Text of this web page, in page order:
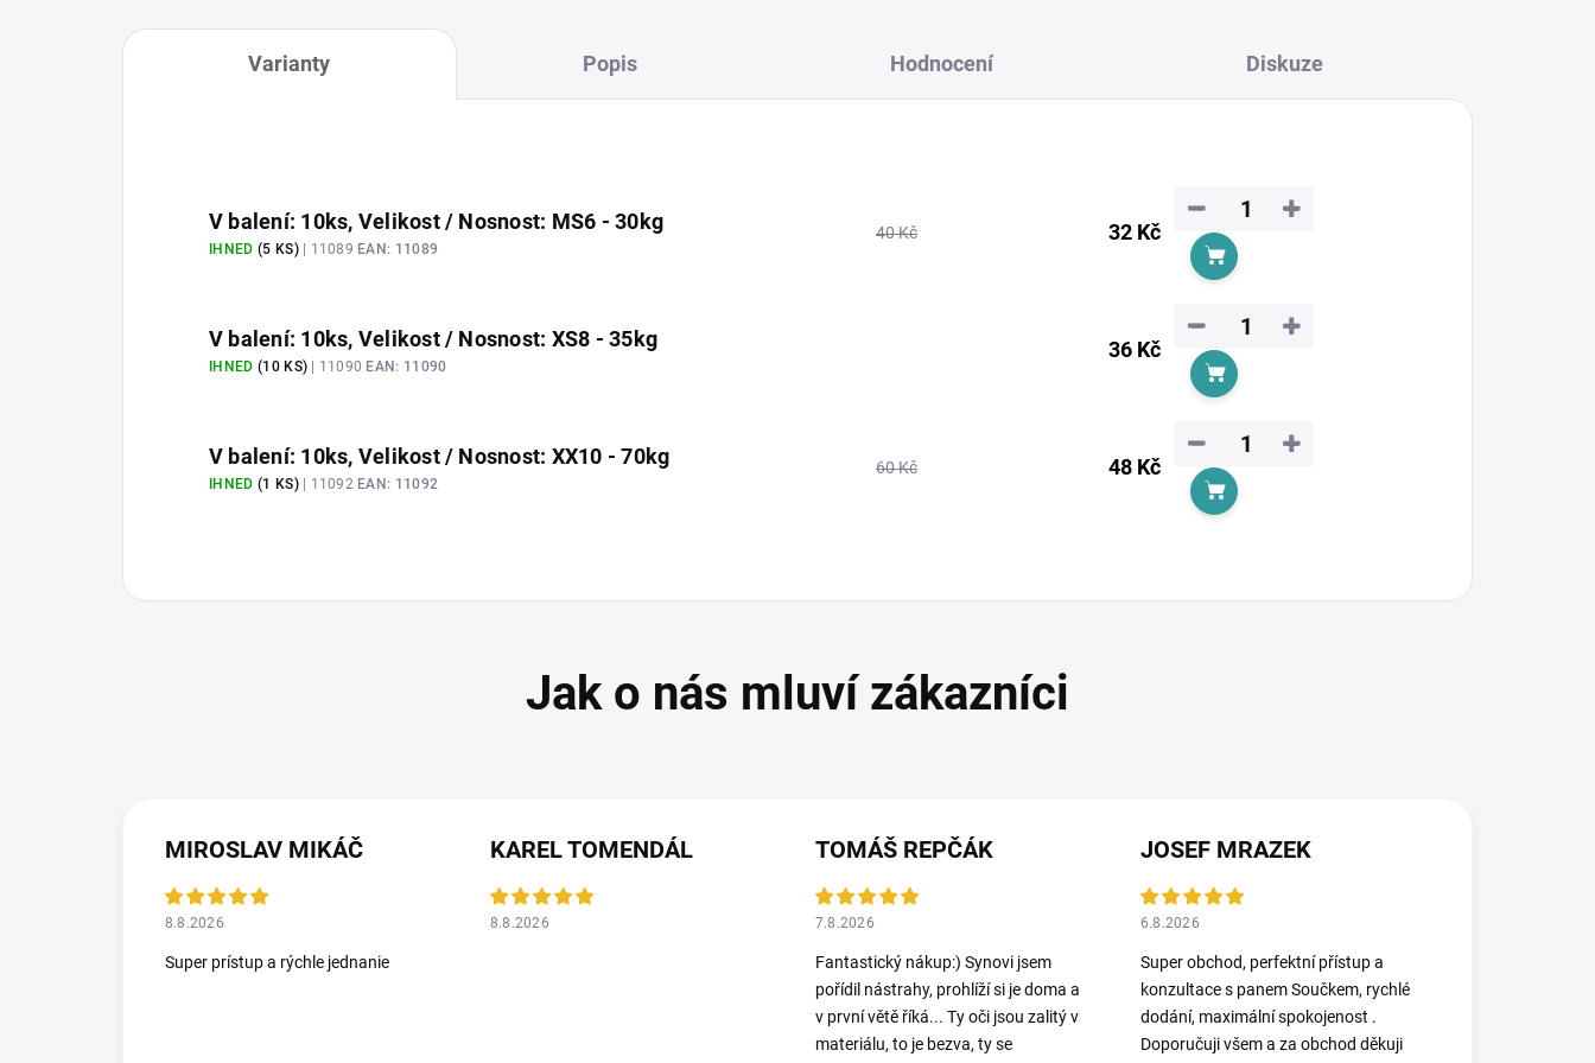
Varianty Popis Hodnocení Diskuze
V balení: 10ks, Velikost / Nosnost: MS6 - 30kg
IHNED (5 KS)| 11089 EAN: 11089
40 Kč 32 Kč
+
−
Do košíku
V balení: 10ks, Velikost / Nosnost: XS8 - 35kg
IHNED (10 KS) | 11090 EAN: 11090
36 Kč
+
−
Do košíku
V balení: 10ks, Velikost / Nosnost: XX10 - 70kg
IHNED (1 KS)| 11092 EAN: 11092
60 Kč 48 Kč
+
−
Do košíku
MIROSLAV MIKÁČ
8.8.2026
Super prístup a rýchle jednanie
KAREL TOMENDÁL
8.8.2026
TOMÁŠ REPČÁK
7.8.2026
Fantastický nákup:) Synovi jsem
pořídil nástrahy, prohlíží si je doma a
v první větě říká... Ty oči jsou zalitý v
materiálu, to je bezva, ty se
JOSEF MRAZEK
6.8.2026
Super obchod, perfektní přístup a
konzultace s panem Součkem, rychlé
dodání, maximální spokojenost .
Doporučuji všem a za obchod děkuji